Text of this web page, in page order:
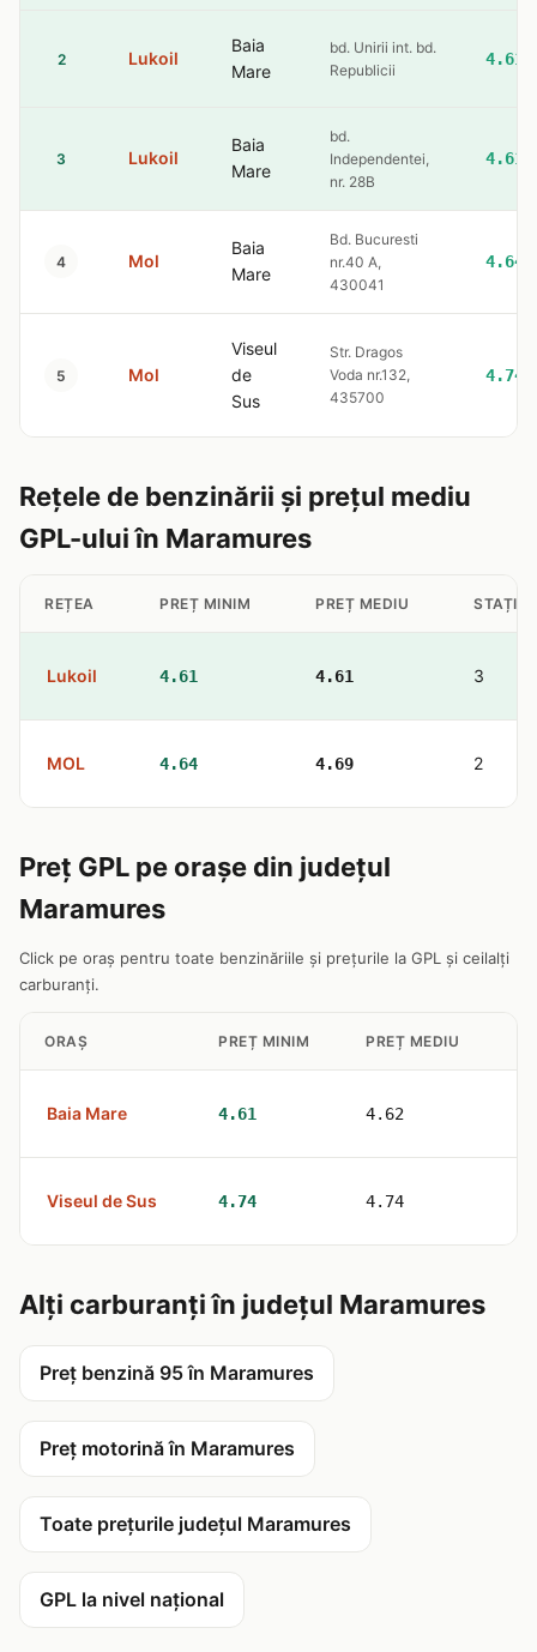
2 Lukoil
Baia
Mare
bd. Unirii int. bd.
Republicii
4.61
3 Lukoil
Baia
Mare
bd.
Independentei,
nr. 28B
4.61
4 Mol
Baia
Mare
Bd. Bucuresti
nr.40 A,
430041
4.64
5 Mol
Viseul
de
Sus
Str. Dragos
Voda nr.132,
435700
4.74
Rețele de benzinării și prețul mediu
GPL-ului în Maramures
REȚEA PREȚ MINIM PREȚ MEDIU STAȚII
Lukoil 4.61 4.61 3
MOL 4.64 4.69 2
Preț GPL pe orașe din județul
Maramures
Click pe oraș pentru toate benzinăriile și prețurile la GPL și ceilalți
carburanți.
ORAȘ PREȚ MINIM PREȚ MEDIU
Baia Mare 4.61 4.62
Viseul de Sus 4.74 4.74
Alți carburanți în județul Maramures
Preț benzină 95 în Maramures
Preț motorină în Maramures
Toate prețurile județul Maramures
GPL la nivel național